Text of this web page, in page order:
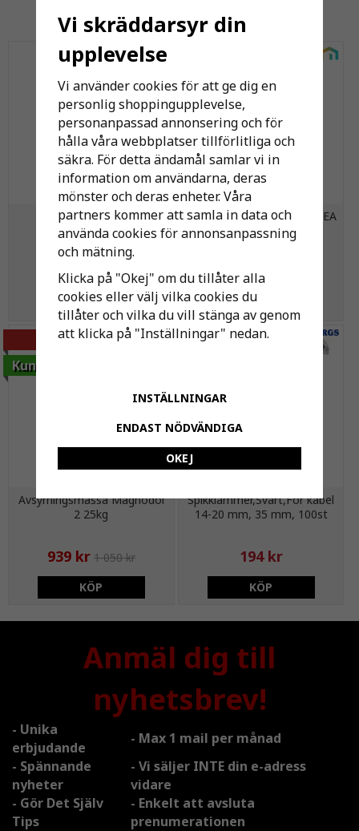
NIBE VST11
Varmvattenstyrning
3 178 kr
KÖP
MMA Radiatorkoppel VR FEA
2-rör
595 kr
KÖP
Avsyrningsmassa Magnodol
2 25kg
-11%
Kundfavorit
939 kr 1 050 kr
KÖP
Spikklammer,Svart,För kabel
14-20 mm, 35 mm, 100st
194 kr
KÖP
Anmäl dig till
nyhetsbrev!
- Unika
erbjudande
- Max 1 mail per månad
- Spännande
nyheter
- Vi säljer INTE din e-adress
vidare
- Gör Det Själv
Tips
- Enkelt att avsluta
prenumerationen
Vi skräddarsyr din
upplevelse
Vi använder cookies för att ge dig en
personlig shoppingupplevelse,
personanpassad annonsering och för
hålla våra webbplatser tillförlitliga och
säkra. För detta ändamål samlar vi in
information om användarna, deras
mönster och deras enheter. Våra
partners kommer att samla in data och
använda cookies för annonsanpassning
och mätning.
Klicka på "Okej" om du tillåter alla
cookies eller välj vilka cookies du
tillåter och vilka du vill stänga av genom
att klicka på "Inställningar" nedan.
INSTÄLLNINGAR
ENDAST NÖDVÄNDIGA
OKEJ